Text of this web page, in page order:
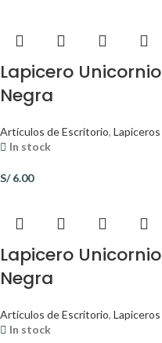
Lapicero
Negra
Artículos de Escritorio, Lapiceros
In stock
S/6.00
Lapicero
Negra
Artículos de Escritorio, Lapiceros
In stock